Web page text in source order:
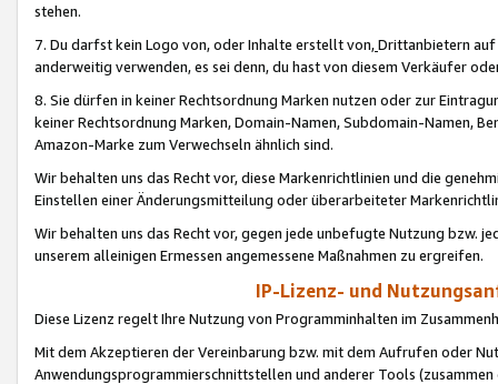
stehen.
7. Du darfst kein Logo von, oder Inhalte erstellt von,Drittanbietern auf
anderweitig verwenden, es sei denn, du hast von diesem Verkäufer
8. Sie dürfen in keiner Rechtsordnung Marken nutzen oder zur
keiner Rechtsordnung Marken, Domain-Namen, Subdomain-Namen,
Amazon-Marke zum Verwechseln ähnlich sind.
Wir behalten uns das Recht vor, diese Markenrichtlinien und die
Einstellen einer Änderungsmitteilung oder überarbeiteter
Wir behalten uns das Recht vor, gegen jede unbefugte Nutzung bzw.
unserem alleinigen Ermessen angemessene Maßnahmen zu ergreifen.
IP-Lizenz- und
Diese Lizenz regelt Ihre Nutzung von Programminhalten im
Mit dem Akzeptieren der Vereinbarung bzw. mit dem Aufrufen oder
Anwendungsprogrammierschnittstellen und anderer Tools (zusammen